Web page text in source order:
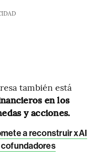
también está
en los
y acciones.
a reconstruir xAI